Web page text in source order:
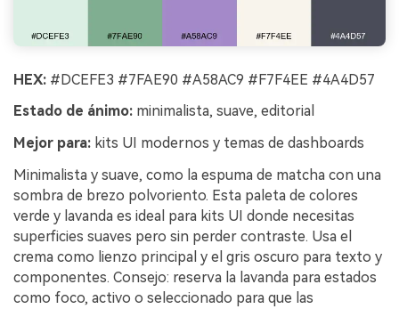
HEX: #DCEFE3 #7FAE90 #A58AC9 #F7F4EE #4A4D57
Estado de ánimo: minimalista, suave, editorial
Mejor para: kits UI modernos y temas de dashboards
Minimalista y suave, como la espuma de matcha con una
sombra de brezo polvoriento. Esta paleta de colores
verde y lavanda es ideal para kits UI donde necesitas
superficies suaves pero sin perder contraste. Usa el
crema como lienzo principal y el gris oscuro para texto y
componentes. Consejo: reserva la lavanda para estados
como foco, activo o seleccionado para que las